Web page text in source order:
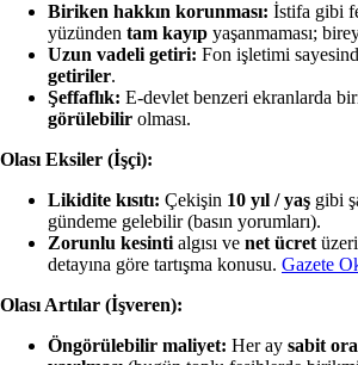
Biriken hakkın korunması: İstifa gibi
yüzünden tam kayıp yaşanmaması;
Uzun vadeli getiri: Fon işletimi
getiriler.
Şeffaflık: E-devlet benzeri ekranlarda
görülebilir olması.
Olası Eksiler (İşçi):
Likidite kısıtı: Çekişin 10 yıl / yaş gibi
gündeme gelebilir (basın yorumları).
Zorunlu kesinti algısı ve net ücret
detayına göre tartışma konusu. Gazete
Olası Artılar (İşveren):
Öngörülebilir maliyet: Her ay sabit